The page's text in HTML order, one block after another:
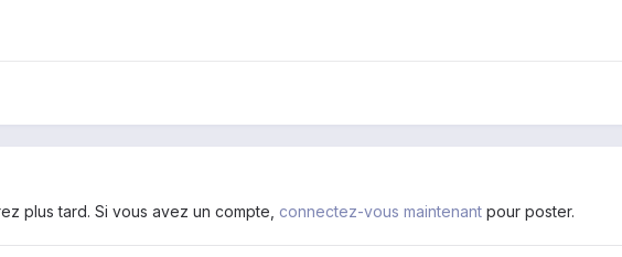
plus tard. Si vous avez un compte, connectez-vous maintenant pour poster.